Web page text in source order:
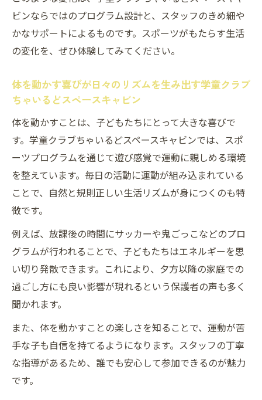
ビンならではのプログラム設計と、スタッフのきめ細や
かなサポートによるものです。スポーツがもたらす生活
の変化を、ぜひ体験してみてください。
体を動かす喜びが日々のリズムを生み出す学童クラブ
ちゃいるどスペースキャビン
体を動かすことは、子どもたちにとって大きな喜びで
す。学童クラブちゃいるどスペースキャビンでは、スポ
ーツプログラムを通じて遊び感覚で運動に親しめる環境
を整えています。毎日の活動に運動が組み込まれている
ことで、自然と規則正しい生活リズムが身につくのも特
徴です。
例えば、放課後の時間にサッカーや鬼ごっこなどのプロ
グラムが行われることで、子どもたちはエネルギーを思
い切り発散できます。これにより、夕方以降の家庭での
過ごし方にも良い影響が現れるという保護者の声も多く
聞かれます。
また、体を動かすことの楽しさを知ることで、運動が苦
手な子も自信を持てるようになります。スタッフの丁寧
な指導があるため、誰でも安心して参加できるのが魅力
です。